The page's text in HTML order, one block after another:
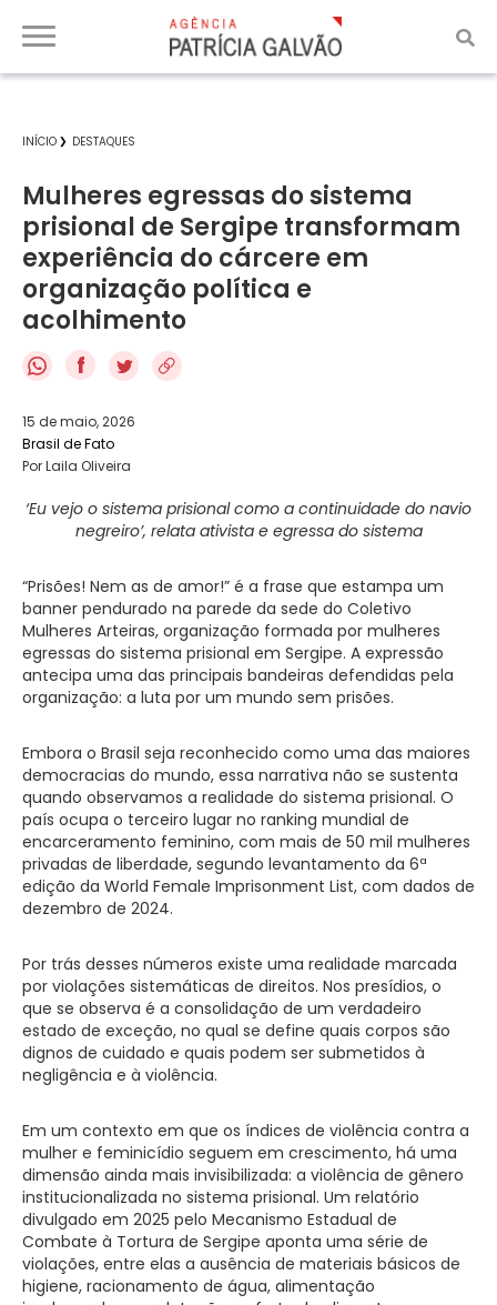
INÍCIO DESTAQUES
Mulheres egressas do sistema
prisional de Sergipe transformam
experiência do cárcere em
organização política e
acolhimento
f
15 de maio, 2026
Brasil de Fato
Por Laila Oliveira
‘Eu vejo o sistema prisional como a continuidade do navio
negreiro’, relata ativista e egressa do sistema
“Prisões! Nem as de amor!” é a frase que estampa um
banner pendurado na parede da sede do Coletivo
Mulheres Arteiras, organização formada por mulheres
egressas do sistema prisional em Sergipe. A expressão
antecipa uma das principais bandeiras defendidas pela
organização: a luta por um mundo sem prisões.
Embora o Brasil seja reconhecido como uma das maiores
democracias do mundo, essa narrativa não se sustenta
quando observamos a realidade do sistema prisional. O
país ocupa o terceiro lugar no ranking mundial de
encarceramento feminino, com mais de 50 mil mulheres
privadas de liberdade, segundo levantamento da 6ª
edição da World Female Imprisonment List, com dados de
dezembro de 2024.
Por trás desses números existe uma realidade marcada
por violações sistemáticas de direitos. Nos presídios, o
que se observa é a consolidação de um verdadeiro
estado de exceção, no qual se define quais corpos são
dignos de cuidado e quais podem ser submetidos à
negligência e à violência.
Em um contexto em que os índices de violência contra a
mulher e feminicídio seguem em crescimento, há uma
dimensão ainda mais invisibilizada: a violência de gênero
institucionalizada no sistema prisional. Um relatório
divulgado em 2025 pelo Mecanismo Estadual de
Combate à Tortura de Sergipe aponta uma série de
violações, entre elas a ausência de materiais básicos de
higiene, racionamento de água, alimentação